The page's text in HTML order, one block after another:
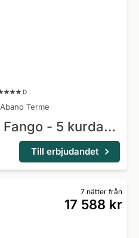
D
Abano Terme
Naturlig läkekraft Fango - 5 kurdagar
Till erbjudandet
7 nätter från
17 588 kr